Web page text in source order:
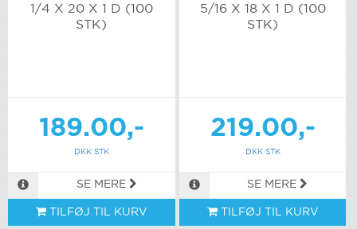
1/4 X 20 X 1 D (100
STK)
189.00,-
DKK STK
SE MERE
TILFØJ TIL KURV
5/16 X 18 X 1 D (100
STK)
219.00,-
DKK STK
SE MERE
TILFØJ TIL KURV